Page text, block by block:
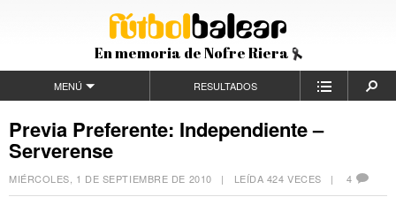
En memoria de Nofre Riera
MENÚ RESULTADOS
Previa Preferente: Independiente –
Serverense
MIÉRCOLES, 1 DE SEPTIEMBRE DE 2010 | LEÍDA 424 VECES |4